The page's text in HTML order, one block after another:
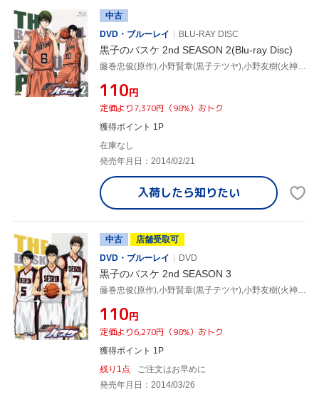
中古
DVD・ブルーレイ
BLU-RAY DISC
黒子のバスケ 2nd SEASON 2(Blu-ray Disc)
藤巻忠俊(原作),小野賢章(黒子テツヤ),小野友樹(火神大我),斎藤千和(相田リコ),菊地洋子(キャラクターデザイン),池頼広(音楽)
¥110円
定価より7,370円（98%）おトク
獲得ポイント 1P
在庫なし
発売年月日：2014/02/21
入荷したら知りたい
中古
店舗受取可
DVD・ブルーレイ
DVD
黒子のバスケ 2nd SEASON 3
藤巻忠俊(原作),小野賢章(黒子テツヤ),小野友樹(火神大我),斎藤千和(相田リコ),菊地洋子(キャラクターデザイン),池頼広(音楽)
¥110円
定価より6,270円（98%）おトク
獲得ポイント 1P
残り1点
ご注文はお早めに
発売年月日：2014/03/26